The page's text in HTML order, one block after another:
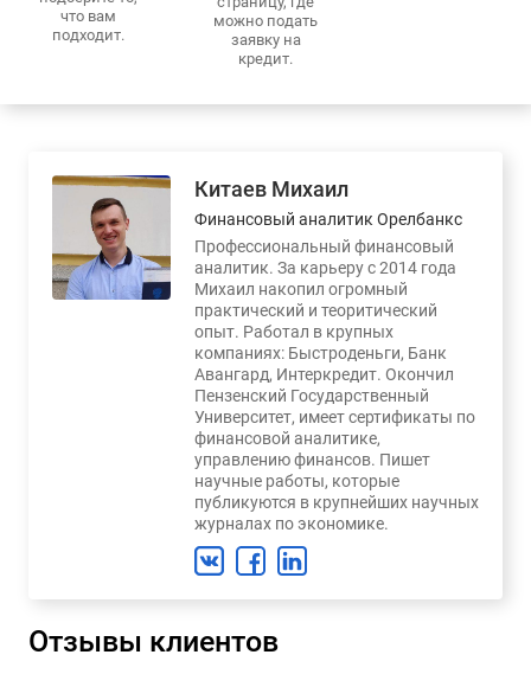
что вам
подходит.
можно подать
заявку на
кредит.
Китаев Михаил
Финансовый аналитик Орелбанкс
Профессиональный финансовый
аналитик. За карьеру с 2014 года
Михаил накопил огромный
практический и теоритический
опыт. Работал в крупных
компаниях: Быстроденьги, Банк
Авангард, Интеркредит. Окончил
Пензенский Государственный
Университет, имеет сертификаты по
финансовой аналитике,
управлению финансов. Пишет
научные работы, которые
публикуются в крупнейших научных
журналах по экономике.
Отзывы клиентов